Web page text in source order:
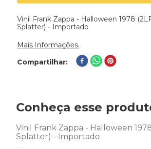
Vinil Frank Zappa - Halloween 1978
Splatter) - Importado
Mais Informações.
Compartilhar
Conheça esse
Vinil Frank Zappa - Halloween
Splatter) - Importado